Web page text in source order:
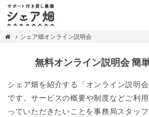
シェア畑オンライン説明会
無料オンライン説明会 簡
シェア畑を紹介する「オンライン説明
です。サービスの概要や制度などご利
っていただきたいことを事務局スタッ